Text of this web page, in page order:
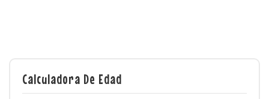
Calculadora De Edad